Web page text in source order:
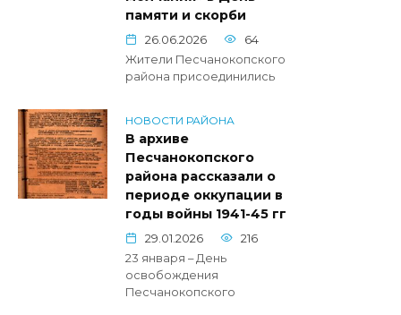
памяти и скорби
26.06.2026
64
Жители Песчанокопского
района присоединились
НОВОСТИ РАЙОНА
В архиве
Песчанокопского
района рассказали о
периоде оккупации в
годы войны 1941-45 гг
29.01.2026
216
23 января – День
освобождения
Песчанокопского